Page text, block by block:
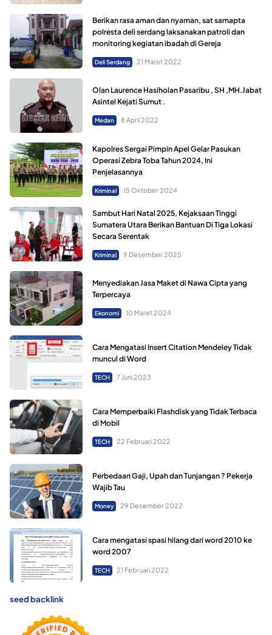
Berikan rasa aman dan nyaman, sat samapta
polresta deli serdang laksanakan patroli dan
monitoring kegiatan ibadah di Gereja
Deli Serdang 21 Maret 2022
Olan Laurence Hasiholan Pasaribu , SH ,MH.Jabat
Asintel Kejati Sumut .
Medan 8 April 2022
Kapolres Sergai Pimpin Apel Gelar Pasukan
Operasi Zebra Toba Tahun 2024, Ini
Penjelasannya
Kriminal 15 Oktober 2024
Sambut Hari Natal 2025, Kejaksaan Tinggi
Sumatera Utara Berikan Bantuan Di Tiga Lokasi
Secara Serentak
Kriminal 9 Desember 2025
Menyediakan Jasa Maket di Nawa Cipta yang
Terpercaya
Ekonomi 10 Maret 2024
Cara Mengatasi Insert Citation Mendeley Tidak
muncul di Word
TECH 7 Juni 2023
Cara Memperbaiki Flashdisk yang Tidak Terbaca
di Mobil
TECH 22 Februari 2022
Perbedaan Gaji, Upah dan Tunjangan ? Pekerja
Wajib Tau
Money 29 Desember 2022
Cara mengatasi spasi hilang dari word 2010 ke
word 2007
TECH 21 Februari 2022
seed backlink